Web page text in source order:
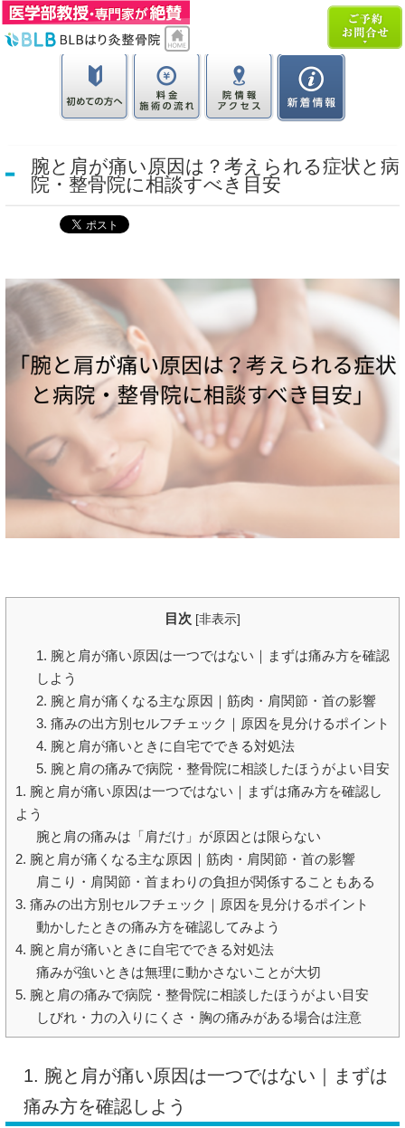
腕と肩が痛い原因は？考えられる症状と病
院・整骨院に相談すべき目安
目次 [非表示]
1. 腕と肩が痛い原因は一つではない｜まずは痛み方を確認
しよう
2. 腕と肩が痛くなる主な原因｜筋肉・肩関節・首の影響
3. 痛みの出方別セルフチェック｜原因を見分けるポイント
4. 腕と肩が痛いときに自宅でできる対処法
5. 腕と肩の痛みで病院・整骨院に相談したほうがよい目安
1. 腕と肩が痛い原因は一つではない｜まずは痛み方を確認し
よう
腕と肩の痛みは「肩だけ」が原因とは限らない
2. 腕と肩が痛くなる主な原因｜筋肉・肩関節・首の影響
肩こり・肩関節・首まわりの負担が関係することもある
3. 痛みの出方別セルフチェック｜原因を見分けるポイント
動かしたときの痛み方を確認してみよう
4. 腕と肩が痛いときに自宅でできる対処法
痛みが強いときは無理に動かさないことが大切
5. 腕と肩の痛みで病院・整骨院に相談したほうがよい目安
しびれ・力の入りにくさ・胸の痛みがある場合は注意
1. 腕と肩が痛い原因は一つではない｜まずは
痛み方を確認しよう